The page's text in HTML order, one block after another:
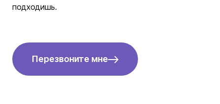
подходишь.
Перезвоните мне